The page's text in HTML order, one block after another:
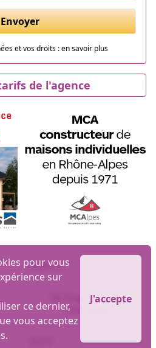
Envoyer
et vos droits :en savoir plus
de l'agence
pour vous
sur
ce dernier,
vous acceptez
J'accepte
Maisons
MLI logiciel et site
immobilier